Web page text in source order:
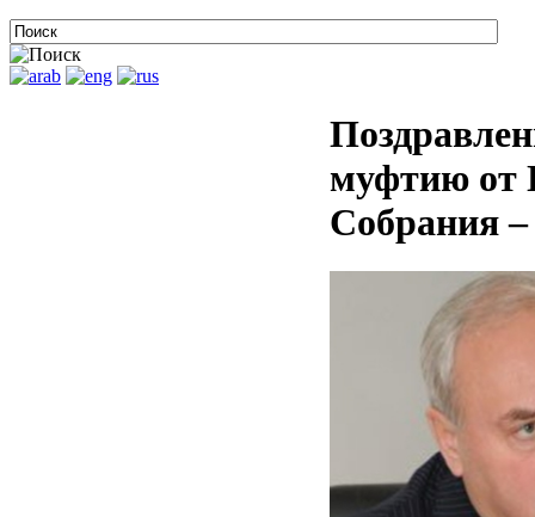
муфтию от
Собрания